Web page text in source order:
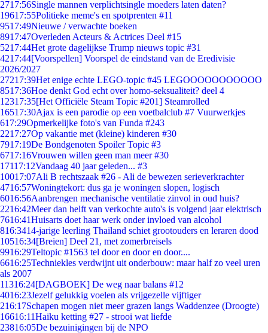
2717:56Single mannen verplichtsingle moeders laten daten?
19617:55Politieke meme's en spotprenten #11
9517:49Nieuwe / verwachte boeken
8917:47Overleden Acteurs & Actrices Deel #15
5217:44Het grote dagelijkse Trump nieuws topic #31
4217:44[Voorspellen] Voorspel de eindstand van de Eredivisie
2026/2027
27217:39Het enige echte LEGO-topic #45 LEGOOOOOOOOOOO
8517:36Hoe denkt God echt over homo-seksualiteit? deel 4
12317:35[Het Officiële Steam Topic #201] Steamrolled
16517:30Ajax is een parodie op een voetbalclub #7 Vuurwerkjes
617:29Opmerkelijke foto's van Funda #243
2217:27Op vakantie met (kleine) kinderen #30
7917:19De Bondgenoten Spoiler Topic #3
6717:16Vrouwen willen geen man meer #30
17117:12Vandaag 40 jaar geleden... #3
10017:07Ali B rechtszaak #26 - Ali de bewezen serieverkrachter
4716:57Woningtekort: dus ga je woningen slopen, logisch
6016:56Aanbrengen mechanische ventilatie zinvol in oud huis?
2216:42Meer dan helft van verkochte auto's is volgend jaar elektrisch
7616:41Huisarts doet haar werk onder invloed van alcohol
816:3414-jarige leerling Thailand schiet grootouders en leraren dood
10516:34[Breien] Deel 21, met zomerbreisels
9916:29Teltopic #1563 tel door en door en door....
6616:25Techniekles verdwijnt uit onderbouw: maar half zo veel uren
als 2007
11316:24[DAGBOEK] De weg naar balans #12
4016:23Jezelf gelukkig voelen als vrijgezelle vijftiger
216:17Schapen mogen niet meer grazen langs Waddenzee (Droogte)
16616:11Haiku ketting #27 - strooi wat liefde
23816:05De bezuinigingen bij de NPO